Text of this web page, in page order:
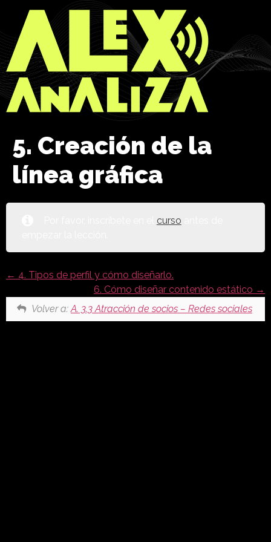
5. Creación de la
línea gráfica
curso
4. Tipos de perfil y cómo diseñarlo.
6. Cómo diseñar contenido estático
Volver a:A. 3.3 Atracción de socios – Redes sociales